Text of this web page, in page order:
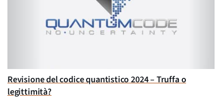
Revisione del codice quantistico 2024 – Truffa o
legittimità?